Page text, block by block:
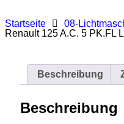
Startseite 08-
Renault 125 A.C. 5 PK.FL
Beschreibung
Beschreibung